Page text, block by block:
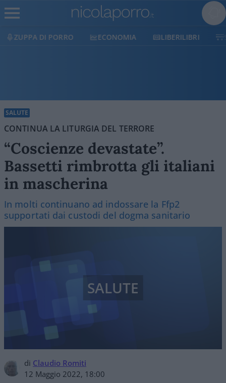
ECONOMIA LIBERILIBRI SHOP SOSTIENICI
SALUTE
CONTINUA LA LITURGIA DEL TERRORE
“Coscienze devastate”.
Bassetti rimbrotta gli italiani
in mascherina
In molti continuano ad indossare la Ffp2
supportati dai custodi del dogma sanitario
di Claudio Romiti
12 Maggio 2022, 18:00
SALUTE